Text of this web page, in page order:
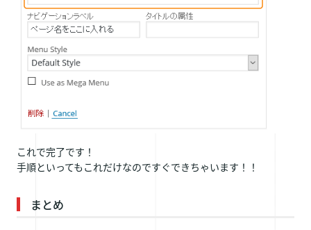
これで完了です！
手順といってもこれだけなのですぐできちゃいます！！
まとめ